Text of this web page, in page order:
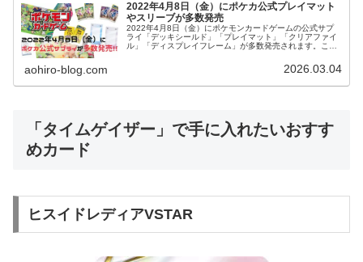
2022年4月8日（金）にポケカ公式プレイマット
やスリーブが多数発売
2022年4月8日（金）にポケモンカードゲームの公式サプ
ライ「デッキシールド」「プレイマット」「クリアファイ
ル」「ディスプレイフレーム」が多数発売されます。こち
「公式サプライ一覧」をまとめています。是非ご覧くださ
aohiro-blog.com 2026.03.04
「タイムゲイザー」で手に入れたいおすす
めカード
ヒスイドレディアVSTAR